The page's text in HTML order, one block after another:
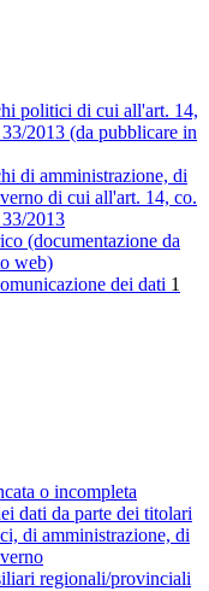
politici di cui all'art. 14,
2013 (da pubblicare in
di amministrazione, di
di cui all'art. 14, co.
2013
(documentazione da
web)
dei dati 1
o incompleta
dati da parte dei titolari
di amministrazione, di
regionali/provinciali